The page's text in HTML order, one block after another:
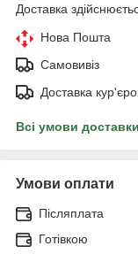
Доставка
Нова Пошта
Самовивіз
Доставка
Всі умови доставки
Умови оплати
Післяплата
Готівкою